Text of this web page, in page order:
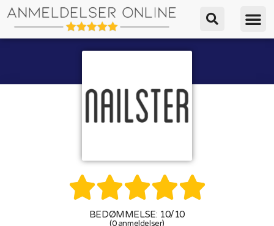

BEDØMMELSE: 10/10
(0 anmeldelser)